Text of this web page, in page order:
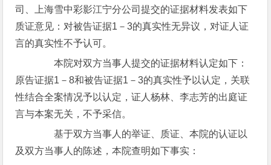
司、上海雪中彩影江宁分公司提交的证据材料发表如下
质证意见：对被告证据1－3的真实性无异议，对证人证
言的真实性不予认可。
本院对双方当事人提交的证据材料认定如下：
原告证据1－8和被告证据1－3的真实性予以认定，关联
性结合全案情况予以认定，证人杨林、李志芳的出庭证
言与本案无关，不予采信。
基于双方当事人的举证、质证、本院的认证以
及双方当事人的陈述，本院查明如下事实：